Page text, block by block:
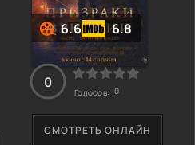
6.6 6.8
СМОТРЕТЬ ОНЛАЙН
0
Голосов: 0